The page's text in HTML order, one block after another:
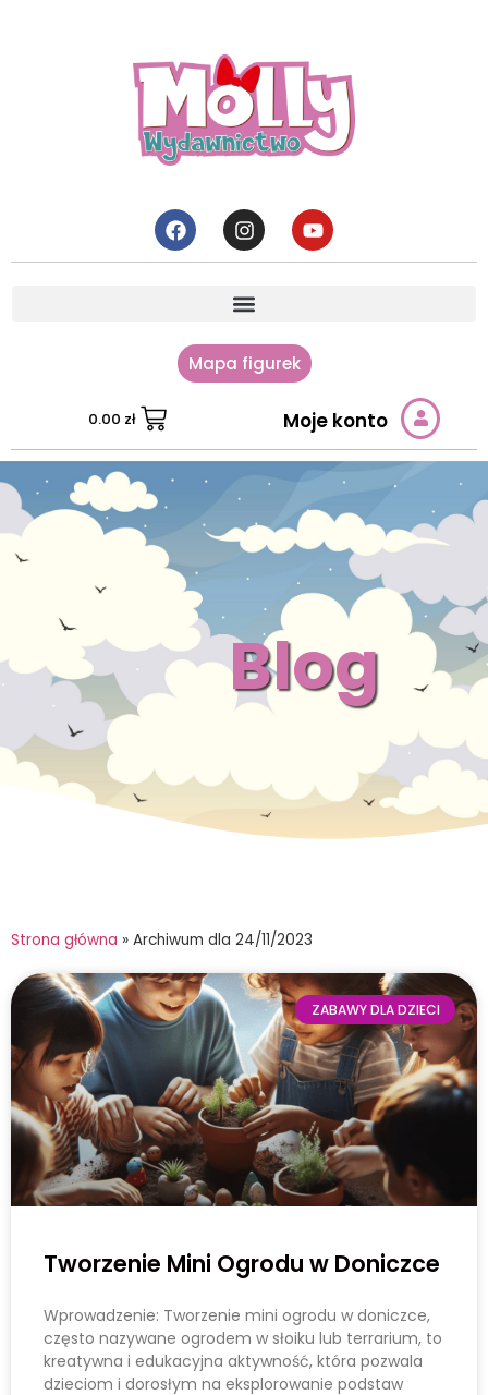
Mapa figurek
0.00 zł Moje konto
Blog
Strona główna » Archiwum dla 24/11/2023
ZABAWY DLA DZIECI
Tworzenie Mini Ogrodu w Doniczce
Wprowadzenie: Tworzenie mini ogrodu w doniczce,
często nazywane ogrodem w słoiku lub terrarium, to
kreatywna i edukacyjna aktywność, która pozwala
dzieciom i dorosłym na eksplorowanie podstaw